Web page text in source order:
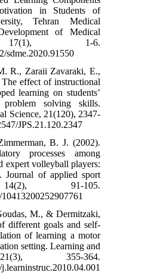
and
Islamic
Branch.
13. Khazai,
& Delavar, A.
package
meta
Journal of
14. Kitsantas,
Comparing
novice, non-
A
15.
I. (2011). The
recording on
skill in a
https://doi.org/